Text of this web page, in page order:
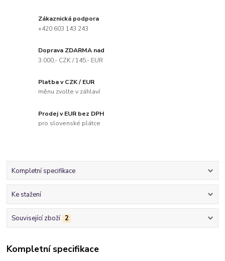
Zákaznická podpora
+420 603 143 243
Doprava ZDARMA nad
3.000,- CZK / 145,- EUR
Platba v CZK / EUR
měnu zvolte v záhlaví
Prodej v EUR bez DPH
pro slovenské plátce
Kompletní specifikace
Ke stažení
Související zboží 2
Kompletní specifikace